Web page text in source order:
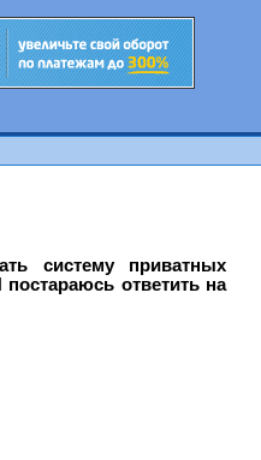
систему приватных
ответить на